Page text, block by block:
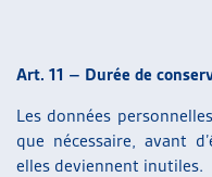
Art. 11 – Durée de
Les données
que nécessaire, avant
elles deviennent inutiles.